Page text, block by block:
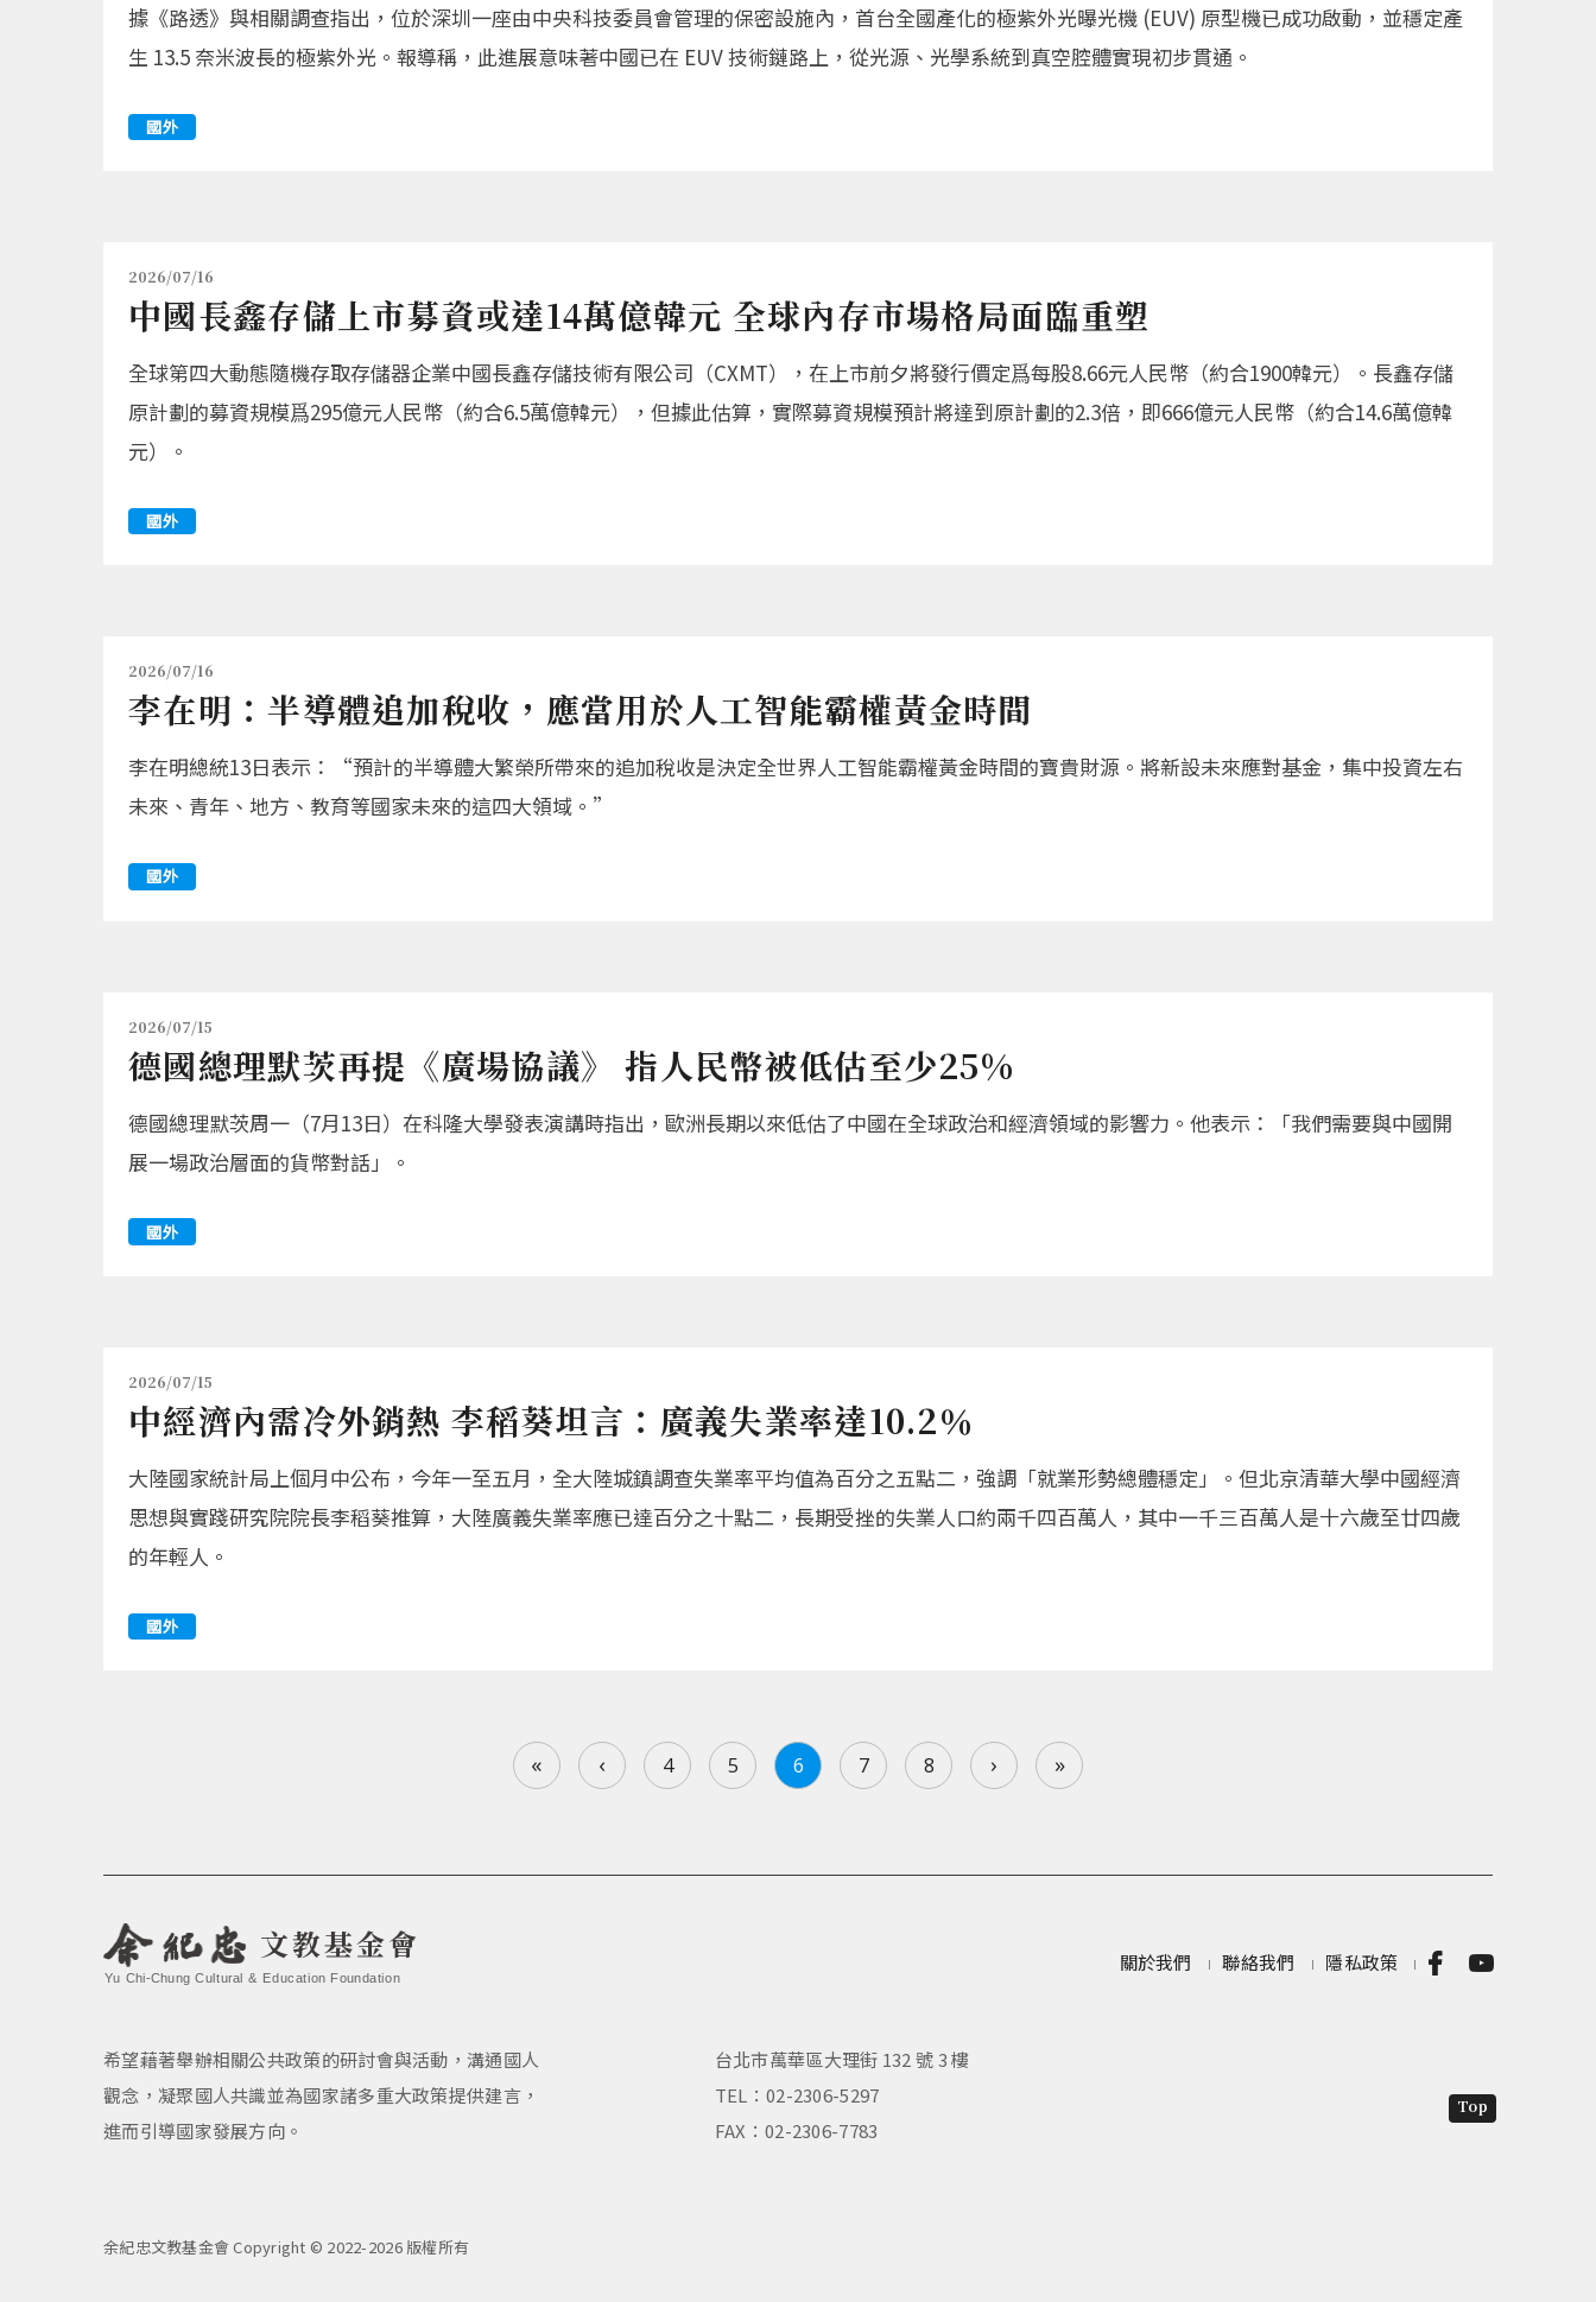
據《路透》與相關調查指出，位於深圳一座由中央科技委員會管理的保密設施內，首台全國產化的極紫外光曝光機 (EUV) 原型機已成功啟動，並穩定產
生 13.5 奈米波長的極紫外光。報導稱，此進展意味著中國已在 EUV 技術鏈路上，從光源、光學系統到真空腔體實現初步貫通。
國外
2026/07/16
中國長鑫存儲上市募資或達14萬億韓元 全球內存市場格局面臨重塑
全球第四大動態隨機存取存儲器企業中國長鑫存儲技術有限公司（CXMT），在上市前夕將發行價定爲每股8.66元人民幣（約合1900韓元）。長鑫存儲
原計劃的募資規模爲295億元人民幣（約合6.5萬億韓元），但據此估算，實際募資規模預計將達到原計劃的2.3倍，即666億元人民幣（約合14.6萬億韓
元）。
國外
2026/07/16
李在明：半導體追加稅收，應當用於人工智能霸權黃金時間
李在明總統13日表示：“預計的半導體大繁榮所帶來的追加稅收是決定全世界人工智能霸權黃金時間的寶貴財源。將新設未來應對基金，集中投資左右
未來、青年、地方、教育等國家未來的這四大領域。”
國外
2026/07/15
德國總理默茨再提《廣場協議》 指人民幣被低估至少25%
德國總理默茨周一（7月13日）在科隆大學發表演講時指出，歐洲長期以來低估了中國在全球政治和經濟領域的影響力。他表示：「我們需要與中國開
展一場政治層面的貨幣對話」。
國外
2026/07/15
中經濟內需冷外銷熱 李稻葵坦言：廣義失業率達10.2％
大陸國家統計局上個月中公布，今年一至五月，全大陸城鎮調查失業率平均值為百分之五點二，強調「就業形勢總體穩定」。但北京清華大學中國經濟
思想與實踐研究院院長李稻葵推算，大陸廣義失業率應已達百分之十點二，長期受挫的失業人口約兩千四百萬人，其中一千三百萬人是十六歲至廿四歲
的年輕人。
國外
« ‹ 4 5 6 7 8 › »
文教基金會
Yu Chi-Chung Cultural & Education Foundation
關於我們 聯絡我們 隱私政策
希望藉著舉辦相關公共政策的研討會與活動，溝通國人
觀念，凝聚國人共識並為國家諸多重大政策提供建言，
進而引導國家發展方向。
台北市萬華區大理街 132 號 3 樓
TEL：02-2306-5297
FAX：02-2306-7783
余紀忠文教基金會 Copyright © 2022-2026 版權所有
Top